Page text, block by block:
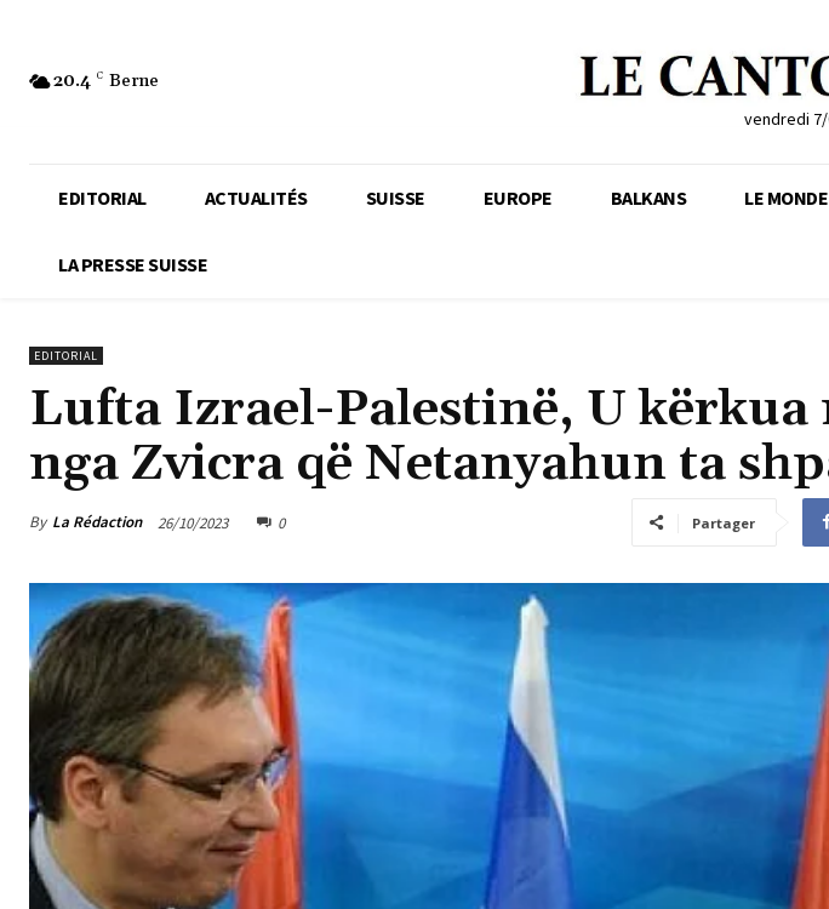
20.4 C Berne
vendredi
EDITORIAL ACTUALITÉS SUISSE EUROPE BALKANS LE MONDE
LA PRESSE SUISSE
EDITORIAL
Lufta Izrael-Palestinë, U kërkua
nga Zvicra që Netanyahun ta
By La Rédaction 26/10/2023 0 Partager